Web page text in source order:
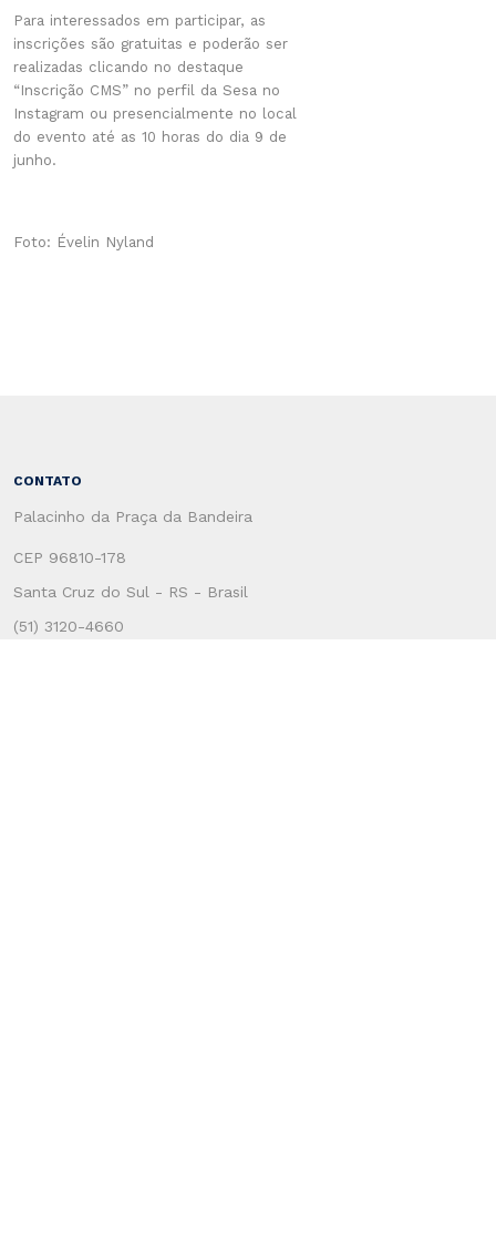
Para interessados em participar, as
inscrições são gratuitas e poderão ser
realizadas clicando no destaque
“Inscrição CMS” no perfil da Sesa no
Instagram ou presencialmente no local
do evento até as 10 horas do dia 9 de
junho.
Foto: Évelin Nyland
CONTATO
Palacinho da Praça da Bandeira
CEP 96810-178
Santa Cruz do Sul - RS - Brasil
(51) 3120-4660